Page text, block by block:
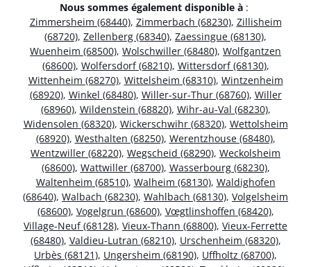
Nous sommes également disponible à :
Zimmersheim (68440), Zimmerbach (68230), Zillisheim
(68720), Zellenberg (68340), Zaessingue (68130),
Wuenheim (68500), Wolschwiller (68480), Wolfgantzen
(68600), Wolfersdorf (68210), Wittersdorf (68130),
Wittenheim (68270), Wittelsheim (68310), Wintzenheim
(68920), Winkel (68480), Willer-sur-Thur (68760), Willer
(68960), Wildenstein (68820), Wihr-au-Val (68230),
Widensolen (68320), Wickerschwihr (68320), Wettolsheim
(68920), Westhalten (68250), Werentzhouse (68480),
Wentzwiller (68220), Wegscheid (68290), Weckolsheim
(68600), Wattwiller (68700), Wasserbourg (68230),
Waltenheim (68510), Walheim (68130), Waldighofen
(68640), Walbach (68230), Wahlbach (68130), Volgelsheim
(68600), Vogelgrun (68600), Vœgtlinshoffen (68420),
Village-Neuf (68128), Vieux-Thann (68800), Vieux-Ferrette
(68480), Valdieu-Lutran (68210), Urschenheim (68320),
Urbès (68121), Ungersheim (68190), Uffholtz (68700),